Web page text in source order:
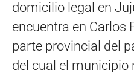
domicilio legal en
encuentra en Carlos
parte provincial del
del cual el municipio